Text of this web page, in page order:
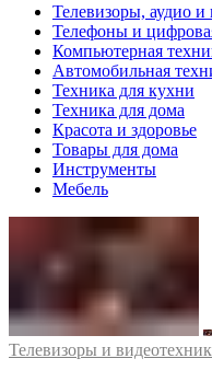
Телевизоры, аудио и
Телефоны и
Компьютерная
Автомобильная
Техника для кухни
Техника для дома
Красота и здоровье
Товары для дома
Инструменты
Мебель
Телевизоры и